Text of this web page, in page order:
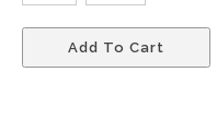
Add To Cart